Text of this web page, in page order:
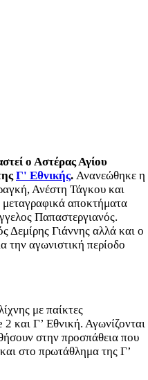
ο Αστέρας Αγίου
Γ' Εθνικής. Ανανεώθηκε η
Ανέστη Τάγκου και
αποκτήματα
Παπαστεργιανός.
Δεμίρης Γιάννης αλλά και ο
την αγωνιστική περίοδο
με παίκτες
και Γ’ Εθνική. Αγωνίζονται
στην προσπάθεια που
στο πρωτάθλημα της Γ’